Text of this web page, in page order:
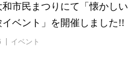
和市民まつりにて「懐かしい
イベント」を開催しました!!
イベント